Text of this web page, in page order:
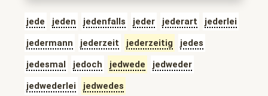
jede jeden jedenfalls jeder jederart
jederlei
jedermann
jederzeit jederzeitig
jedes
jedesmal
jedoch jedwede
jedweder
jedwederlei
jedwedes